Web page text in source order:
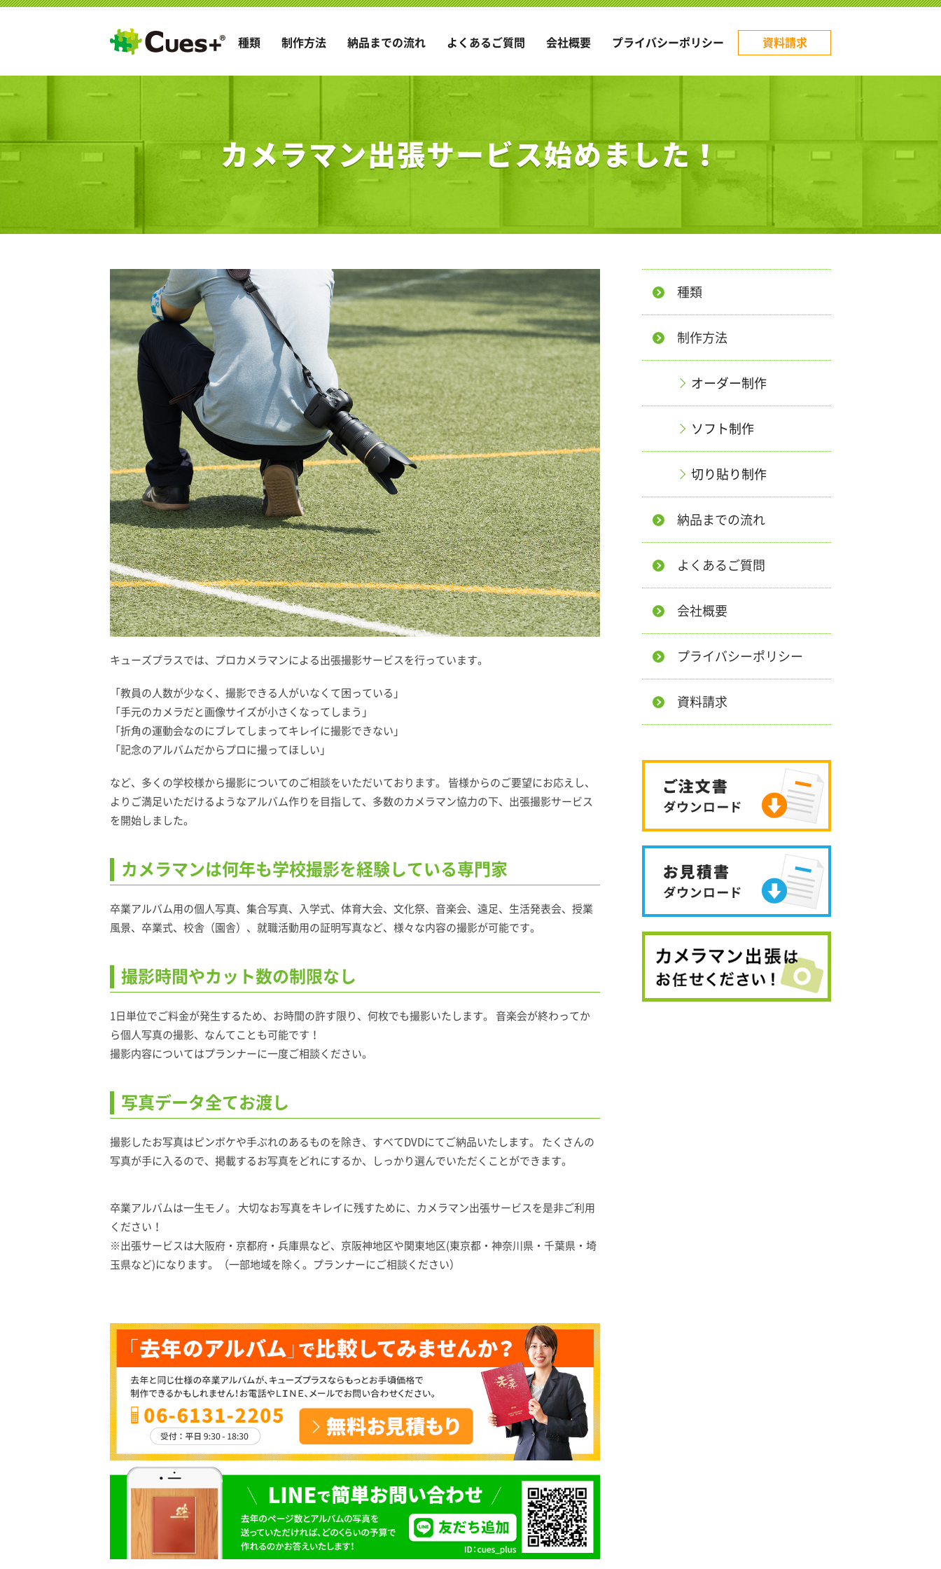
種類 制作方法 納品までの流れ よくあるご質問 会社概要 プライバシーポリシー 資料請求
カメラマン出張サービス始めました！
キューズプラスでは、プロカメラマンによる出張撮影サービスを行っています。
「教員の人数が少なく、撮影できる人がいなくて困っている」
「手元のカメラだと画像サイズが小さくなってしまう」
「折角の運動会なのにブレてしまってキレイに撮影できない」
「記念のアルバムだからプロに撮ってほしい」
など、多くの学校様から撮影についてのご相談をいただいております。 皆様からのご要望にお応えし、
よりご満足いただけるようなアルバム作りを目指して、多数のカメラマン協力の下、出張撮影サービス
を開始しました。
カメラマンは何年も学校撮影を経験している専門家
卒業アルバム用の個人写真、集合写真、入学式、体育大会、文化祭、音楽会、遠足、生活発表会、授業
風景、卒業式、校舎（園舎）、就職活動用の証明写真など、様々な内容の撮影が可能です。
撮影時間やカット数の制限なし
1日単位でご料金が発生するため、お時間の許す限り、何枚でも撮影いたします。 音楽会が終わってか
ら個人写真の撮影、なんてことも可能です！
撮影内容についてはプランナーに一度ご相談ください。
写真データ全てお渡し
撮影したお写真はピンボケや手ぶれのあるものを除き、すべてDVDにてご納品いたします。 たくさんの
写真が手に入るので、掲載するお写真をどれにするか、しっかり選んでいただくことができます。
卒業アルバムは一生モノ。 大切なお写真をキレイに残すために、カメラマン出張サービスを是非ご利用
ください！
※出張サービスは大阪府・京都府・兵庫県など、京阪神地区や関東地区(東京都・神奈川県・千葉県・埼
玉県など)になります。（一部地域を除く。プランナーにご相談ください）
種類
制作方法
オーダー制作
ソフト制作
切り貼り制作
納品までの流れ
よくあるご質問
会社概要
プライバシーポリシー
資料請求